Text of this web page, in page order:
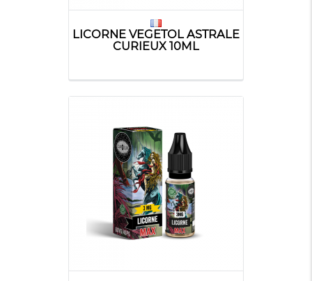
LICORNE VEGETOL ASTRALE
CURIEUX 10ML